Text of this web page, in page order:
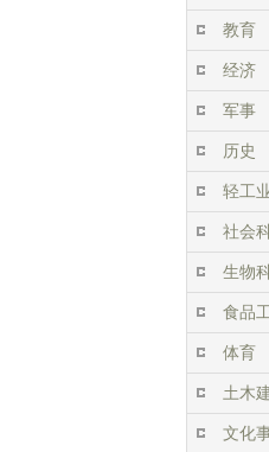
教育
经济
军事
历史
轻工
社会
生物
食品
体育
土木
文化